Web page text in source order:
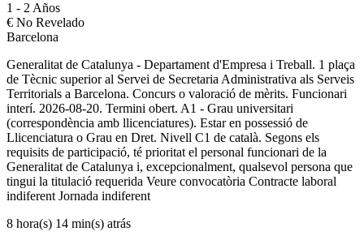
1 - 2 Años
€ No Revelado
Barcelona
Generalitat de Catalunya - Departament d'Empresa i Treball. 1 plaça
de Tècnic superior al Servei de Secretaria Administrativa als Serveis
Territorials a Barcelona. Concurs o valoració de mèrits. Funcionari
interí. 2026-08-20. Termini obert. A1 - Grau universitari
(correspondència amb llicenciatures). Estar en possessió de
Llicenciatura o Grau en Dret. Nivell C1 de català. Segons els
requisits de participació, té prioritat el personal funcionari de la
Generalitat de Catalunya i, excepcionalment, qualsevol persona que
tingui la titulació requerida Veure convocatòria Contracte laboral
indiferent Jornada indiferent
8 hora(s) 14 min(s) atrás